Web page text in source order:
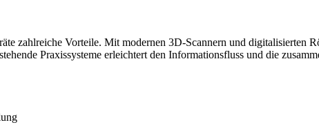
zahlreiche Vorteile. Mit modernen 3D-Scannern und digitalisierten
Praxissysteme erleichtert den Informationsfluss und die